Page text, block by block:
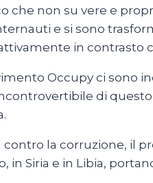
che non su vere e
e si sono
in contrasto
Occupy ci sono
di
la corruzione, il
in Siria e in Libia,